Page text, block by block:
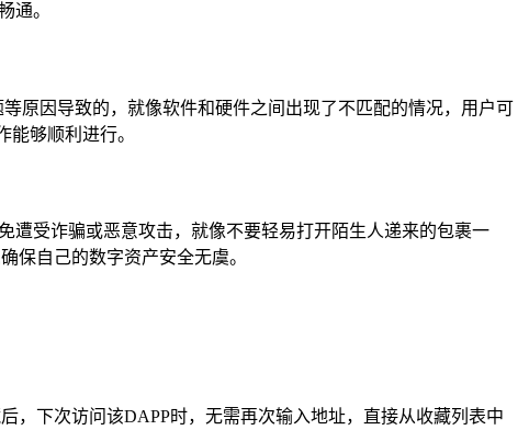
通。
原因导致的，就像软件和硬件之间出现了不匹配的情况，用户可
够顺利进行。
遭受诈骗或恶意攻击，就像不要轻易打开陌生人递来的包裹一
保自己的数字资产安全无虞。
，下次访问该DAPP时，无需再次输入地址，直接从收藏列表中